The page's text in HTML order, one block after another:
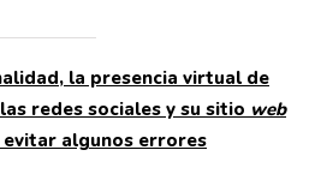
la presencia virtual de
redes sociales y su sitio web
algunos errores